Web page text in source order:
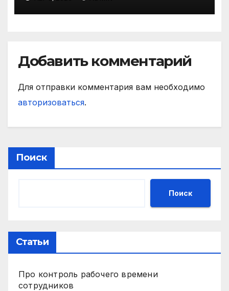
Добавить комментарий
Для отправки комментария вам необходимо
авторизоваться.
Поиск
Поиск
Статьи
Про контроль рабочего времени
сотрудников